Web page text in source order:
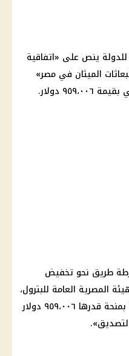
للدولة ينص على «اتفاقية
الميثان في مصر»
دولار.
طريق نحو تخفيض
المصرية العامة للبترول،
ووكالة التجارة والتنمية الأمريكية بمنحة قدرها ٩٥٩،٠٠٦ دولار